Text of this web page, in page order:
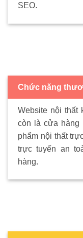
SEO.
Chức năng
Website nội thất
còn là cửa hàng
phẩm nội thất
trực tuyến an
hàng.